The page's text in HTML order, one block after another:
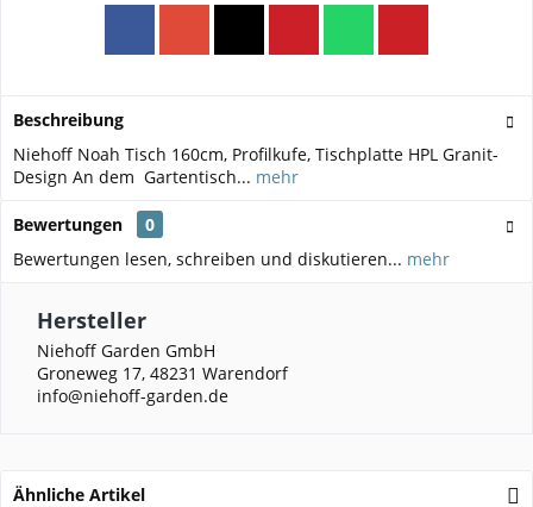
Beschreibung
Niehoff Noah Tisch 160cm, Profilkufe, Tischplatte HPL Granit-
Design An dem Gartentisch... mehr
Bewertungen
0
Bewertungen lesen, schreiben und diskutieren... mehr
Hersteller
Niehoff Garden GmbH
Groneweg 17, 48231 Warendorf
info@niehoff-garden.de
Ähnliche Artikel